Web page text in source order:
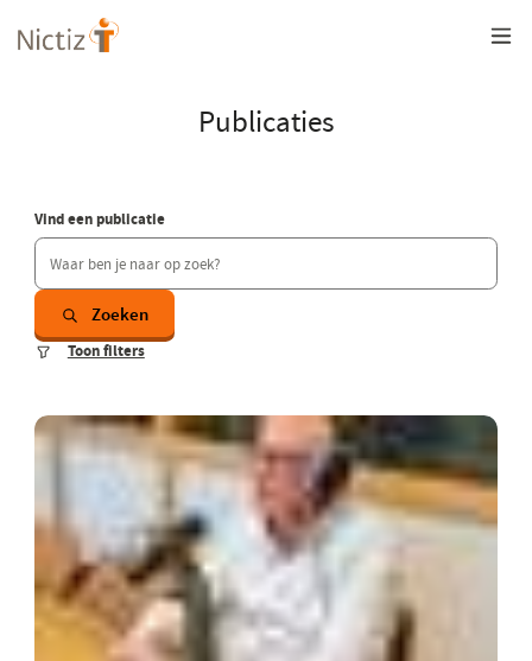
Overslaan
en
Publicaties
Vind een publicatie
Zoeken
Toon filters